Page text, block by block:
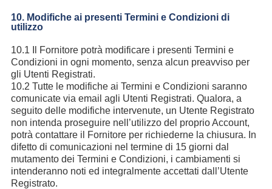
10. Modifiche ai presenti Termini e Condizioni di
utilizzo
10.1 Il Fornitore potrà modificare i presenti Termini e
Condizioni in ogni momento, senza alcun preavviso per
gli Utenti Registrati.
10.2 Tutte le modifiche ai Termini e Condizioni saranno
comunicate via email agli Utenti Registrati. Qualora, a
seguito delle modifiche intervenute, un Utente Registrato
non intenda proseguire nell’utilizzo del proprio Account,
potrà contattare il Fornitore per richiederne la chiusura. In
difetto di comunicazioni nel termine di 15 giorni dal
mutamento dei Termini e Condizioni, i cambiamenti si
intenderanno noti ed integralmente accettati dall’Utente
Registrato.